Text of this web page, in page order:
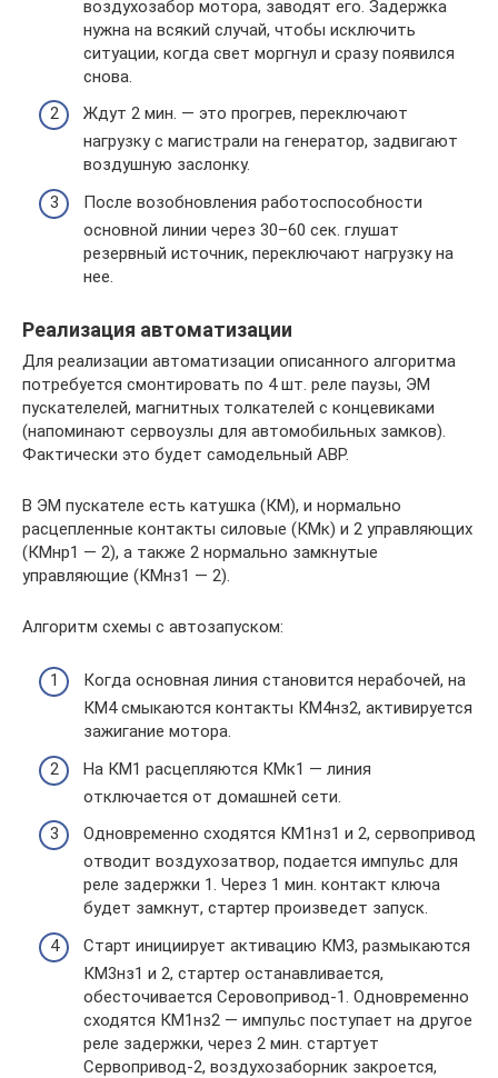
воздухозабор мотора, заводят его. Задержка
нужна на всякий случай, чтобы исключить
ситуации, когда свет моргнул и сразу появился
снова.
Ждут 2 мин. — это прогрев, переключают
нагрузку с магистрали на генератор, задвигают
воздушную заслонку.
После возобновления работоспособности
основной линии через 30–60 сек. глушат
резервный источник, переключают нагрузку на
нее.
Реализация автоматизации
Для реализации автоматизации описанного алгоритма
потребуется смонтировать по 4 шт. реле паузы, ЭМ
пускателелей, магнитных толкателей с концевиками
(напоминают сервоузлы для автомобильных замков).
Фактически это будет самодельный АВР.
В ЭМ пускателе есть катушка (КМ), и нормально
расцепленные контакты силовые (КМк) и 2 управляющих
(КМнр1 — 2), а также 2 нормально замкнутые
управляющие (КМнз1 — 2).
Алгоритм схемы с автозапуском:
Когда основная линия становится нерабочей, на
КМ4 смыкаются контакты КМ4нз2, активируется
зажигание мотора.
На КМ1 расцепляются КМк1 — линия
отключается от домашней сети.
Одновременно сходятся КМ1нз1 и 2, сервопривод
отводит воздухозатвор, подается импульс для
реле задержки 1. Через 1 мин. контакт ключа
будет замкнут, стартер произведет запуск.
Старт инициирует активацию КМ3, размыкаются
КМ3нз1 и 2, стартер останавливается,
обесточивается Серовопривод-1. Одновременно
сходятся КМ1нз2 — импульс поступает на другое
реле задержки, через 2 мин. стартует
Сервопривод-2, воздухозаборник закроется,